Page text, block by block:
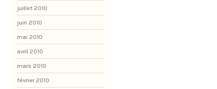
juillet 2010
juin 2010
mai 2010
avril 2010
mars 2010
février 2010